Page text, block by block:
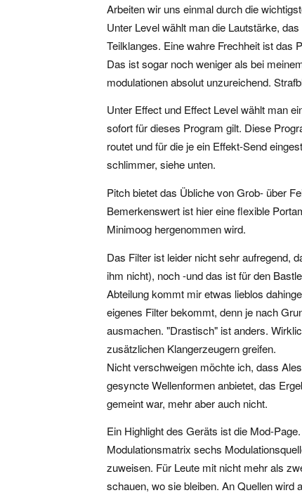
Arbeiten wir uns einmal durch die
Unter Level wählt man die Lautstärke,
Teilklanges. Eine wahre Frechheit ist das
Das ist sogar noch weniger als bei
modulationen absolut unzureichend.
Unter Effect und Effect Level wählt man
sofort für dieses Program gilt. Diese
routet und für die je ein Effekt-Send
schlimmer, siehe unten.
Pitch bietet das Übliche von Grob- über
Bemerkenswert ist hier eine flexible
Minimoog hergenommen wird.
Das Filter ist leider nicht sehr aufregend,
ihm nicht), noch -und das ist für den
Abteilung kommt mir etwas lieblos
eigenes Filter bekommt, denn je nach
ausmachen. "Drastisch" ist anders.
zusätzlichen Klangerzeugern greifen.
Nicht verschweigen möchte ich, dass
gesyncte Wellenformen anbietet, das
gemeint war, mehr aber auch nicht.
Ein Highlight des Geräts ist die Mod-
Modulationsmatrix sechs
zuweisen. Für Leute mit nicht mehr als
schauen, wo sie bleiben. An Quellen wird